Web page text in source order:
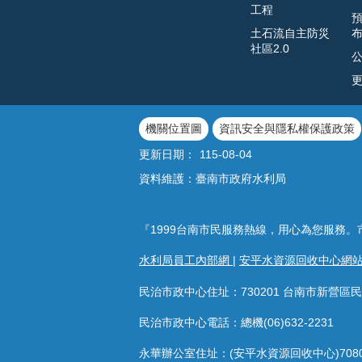
工程
土石流自主防災
社區2.0
機關位置圖
資訊安全與隱私權保護政策
更新日期：
115-08-04
資料維護：臺南市政府水利局
『1999台南市民服務熱線，用心為您服務
水利局員工內部網 | 安平水資源回收中心網
民治市政中心住址：730201 台南市新營區
民治市政中心電話：總機(06)632-2231
永華辦公室住址：(安平水資源回收中心